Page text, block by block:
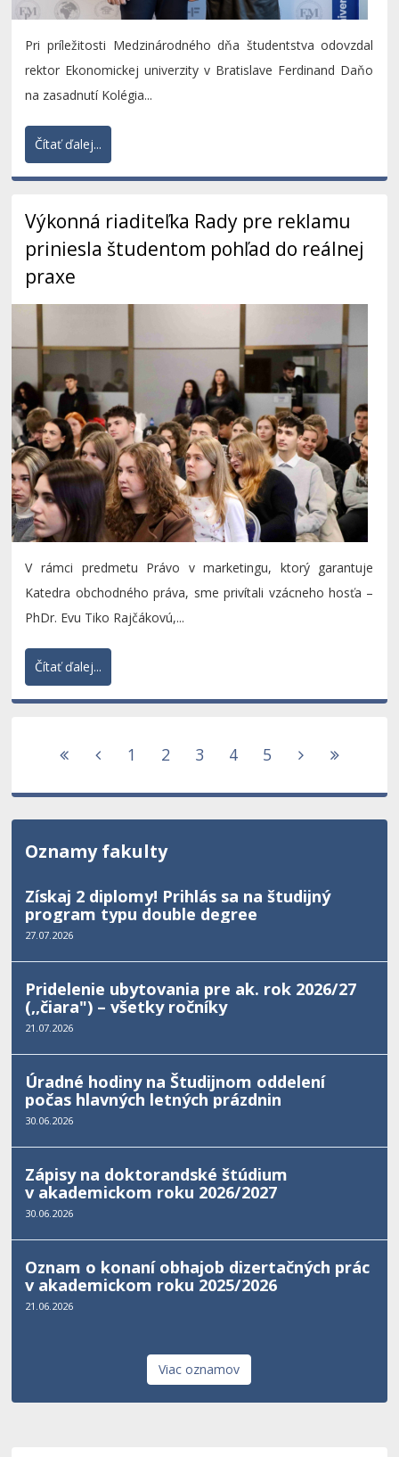
Pri príležitosti Medzinárodného dňa študentstva odovzdal
rektor Ekonomickej univerzity v Bratislave Ferdinand Daňo
na zasadnutí Kolégia...
Čítať ďalej...
Výkonná riaditeľka Rady pre reklamu
priniesla študentom pohľad do reálnej
praxe
V rámci predmetu Právo v marketingu, ktorý garantuje
Katedra obchodného práva, sme privítali vzácneho hosťa –
PhDr. Evu Tiko Rajčákovú,...
Čítať ďalej...
1 2 3 4 5
Oznamy fakulty
Získaj 2 diplomy! Prihlás sa na študijný
program typu double degree
27.07.2026
Pridelenie ubytovania pre ak. rok 2026/27
(,,čiara") – všetky ročníky
21.07.2026
Úradné hodiny na Študijnom oddelení
počas hlavných letných prázdnin
30.06.2026
Zápisy na doktorandské štúdium
v akademickom roku 2026/2027
30.06.2026
Oznam o konaní obhajob dizertačných prác
v akademickom roku 2025/2026
21.06.2026
Viac oznamov